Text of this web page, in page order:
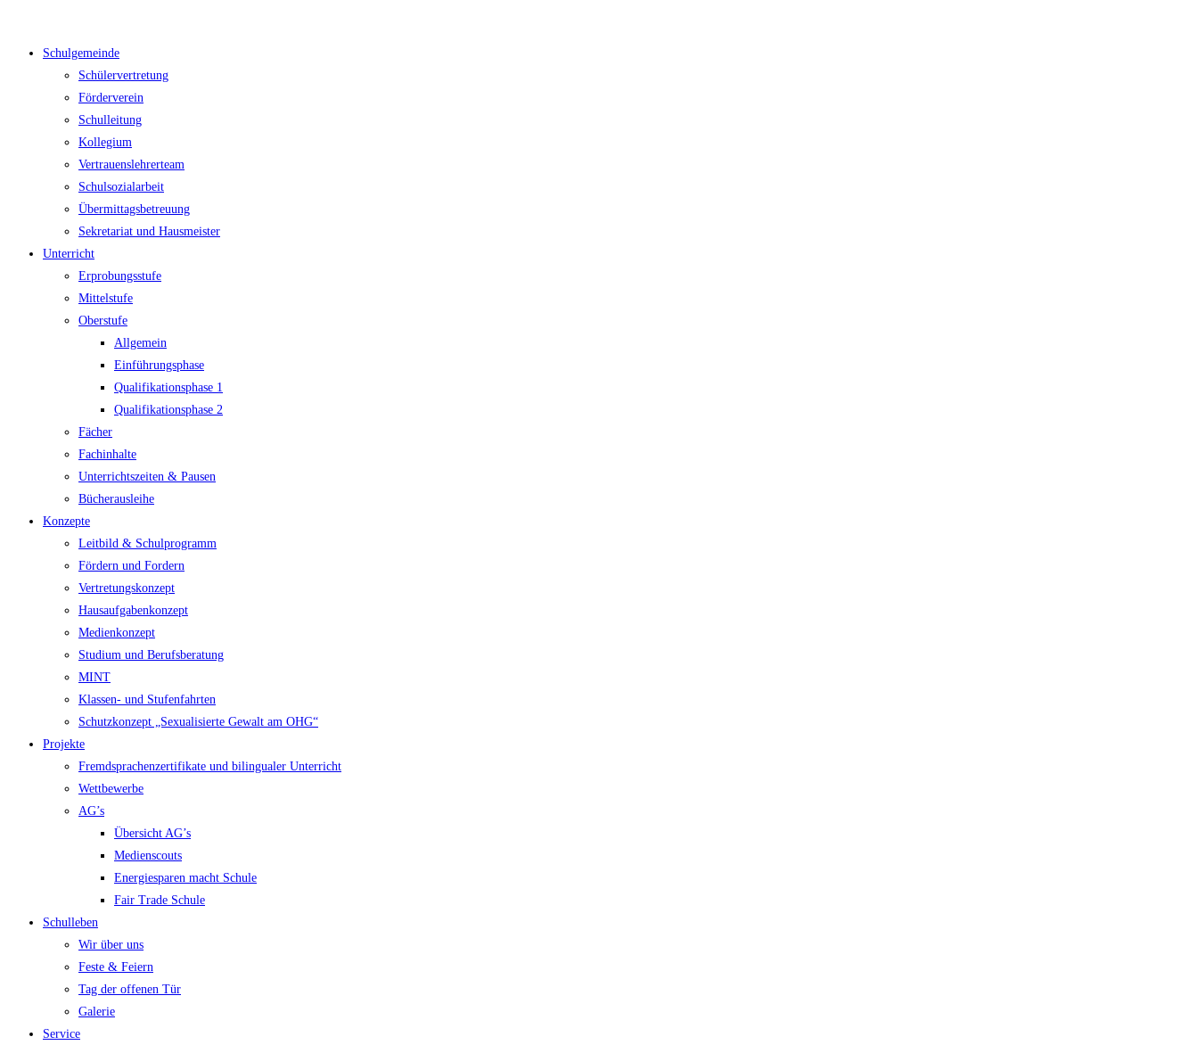
springen
Schulgemeinde
Schülervertretung
Förderverein
Schulleitung
Kollegium
Vertrauenslehrerteam
Schulsozialarbeit
Übermittagsbetreuung
Sekretariat und Hausmeister
Unterricht
Erprobungsstufe
Mittelstufe
Oberstufe
Allgemein
Einführungsphase
Qualifikationsphase 1
Qualifikationsphase 2
Fächer
Fachinhalte
Unterrichtszeiten & Pausen
Bücherausleihe
Konzepte
Leitbild & Schulprogramm
Fördern und Fordern
Vertretungskonzept
Hausaufgabenkonzept
Medienkonzept
Studium und Berufsberatung
MINT
Klassen- und Stufenfahrten
Schutzkonzept „Sexualisierte Gewalt am OHG“
Projekte
Fremdsprachenzertifikate und bilingualer Unterricht
Wettbewerbe
AG’s
Übersicht AG’s
Medienscouts
Energiesparen macht Schule
Fair Trade Schule
Schulleben
Wir über uns
Feste & Feiern
Tag der offenen Tür
Galerie
Service